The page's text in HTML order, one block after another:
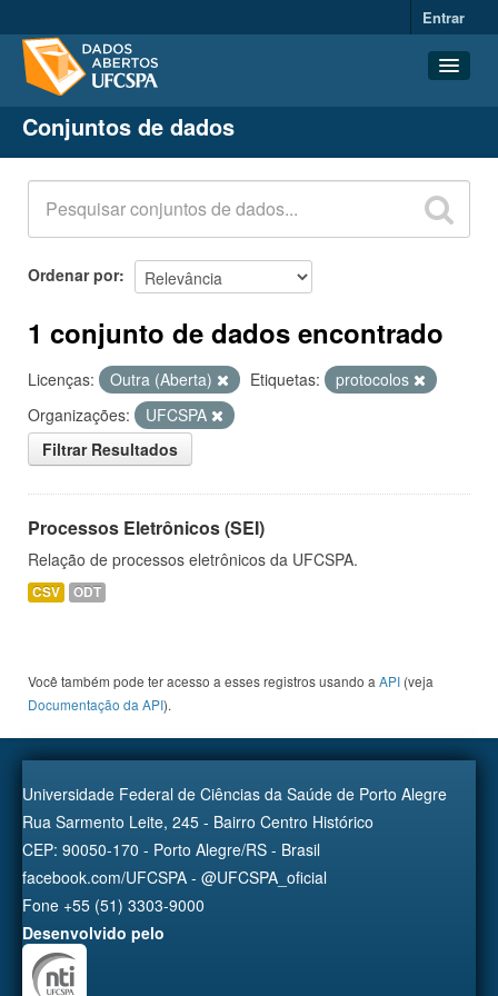
Entrar
Conjuntos de dados
Organizações
Grupos
Sobre
Conjuntos de dados
Ordenar por
1 conjunto de dados encontrado
Licenças: Outra (Aberta) Etiquetas:
protocolos
Organizações:
UFCSPA
Filtrar Resultados
Processos Eletrônicos (SEI)
Relação de processos eletrônicos da UFCSPA.
CSV ODT
Você também pode ter acesso a esses registros usando a API (veja
Documentação da API).
Universidade Federal de Ciências da Saúde de Porto Alegre
Rua Sarmento Leite, 245 - Bairro Centro Histórico
CEP: 90050-170 - Porto Alegre/RS - Brasil
facebook.com/UFCSPA - @UFCSPA_oficial
Fone +55 (51) 3303-9000
Desenvolvido pelo